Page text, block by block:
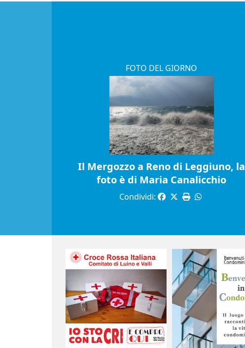
FOTO DEL GIORNO
Il Mergozzo a Reno di Leggiuno, la
foto è di Maria Canalicchio
Condividi: